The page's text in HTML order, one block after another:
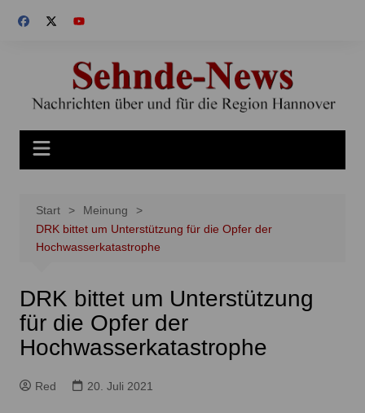
Inhalt
Start
Meinung
DRK bittet um Unterstützung für die Opfer der
Hochwasserkatastrophe
DRK bittet um Unterstützung
für die Opfer der
Hochwasserkatastrophe
Red 20. Juli 2021